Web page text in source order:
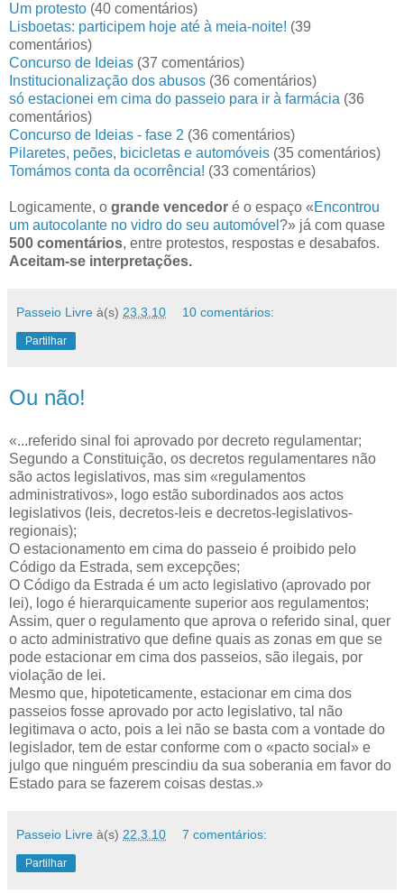
Um protesto (40 comentários)
Lisboetas: participem hoje até à meia-noite! (39
comentários)
Concurso de Ideias (37 comentários)
Institucionalização dos abusos (36 comentários)
só estacionei em cima do passeio para ir à farmácia (36
comentários)
Concurso de Ideias - fase 2 (36 comentários)
Pilaretes, peões, bicicletas e automóveis (35 comentários)
Tomámos conta da ocorrência! (33 comentários)
Logicamente, o grande vencedor é o espaço «Encontrou
um autocolante no vidro do seu automóvel ?» já com quase
500 comentários, entre protestos, respostas e desabafos.
Aceitam-se interpretações.
Passeio Livre à(s) 23.3.10 10 comentários:
Partilhar
Ou não!
«...referido sinal foi aprovado por decreto regulamentar;
Segundo a Constituição, os decretos regulamentares não
são actos legislativos, mas sim «regulamentos
administrativos», logo estão subordinados aos actos
legislativos (leis, decretos-leis e decretos-legislativos-
regionais);
O estacionamento em cima do passeio é proibido pelo
Código da Estrada, sem excepções;
O Código da Estrada é um acto legislativo (aprovado por
lei), logo é hierarquicamente superior aos regulamentos;
Assim, quer o regulamento que aprova o referido sinal, quer
o acto administrativo que define quais as zonas em que se
pode estacionar em cima dos passeios, são ilegais, por
violação de lei.
Mesmo que, hipoteticamente, estacionar em cima dos
passeios fosse aprovado por acto legislativo, tal não
legitimava o acto, pois a lei não se basta com a vontade do
legislador, tem de estar conforme com o «pacto social» e
julgo que ninguém prescindiu da sua soberania em favor do
Estado para se fazerem coisas destas.»
Passeio Livre à(s) 22.3.10 7 comentários:
Partilhar